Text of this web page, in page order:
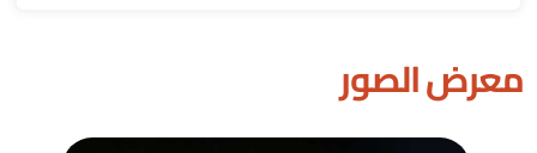
معرض الصور